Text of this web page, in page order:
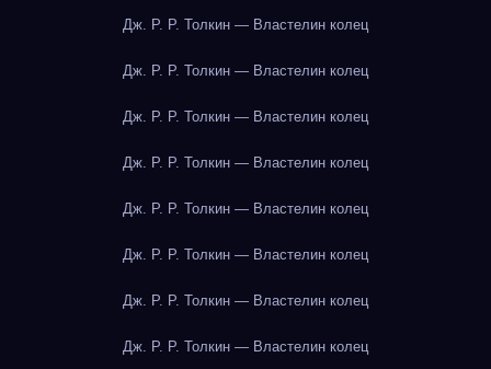
Дж. Р. Р. Толкин — Властелин колец
Дж. Р. Р. Толкин — Властелин колец
Дж. Р. Р. Толкин — Властелин колец
Дж. Р. Р. Толкин — Властелин колец
Дж. Р. Р. Толкин — Властелин колец
Дж. Р. Р. Толкин — Властелин колец
Дж. Р. Р. Толкин — Властелин колец
Дж. Р. Р. Толкин — Властелин колец